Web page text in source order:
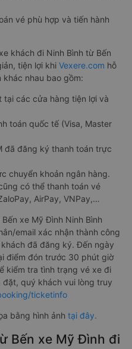
vé phù hợp và tiến hành
khách đi Ninh Bình từ Bến
tiện lợi khi Vexere.com hỗ
nhau bao gồm:
tại các cửa hàng tiện lợi và
toán quốc tế (Visa, Master
đã đăng ký thanh toán trực
chuyển khoản ngân hàng.
có thể thanh toán vé
AirPay, VNPay,…
xe Mỹ Đình Ninh Bình
email xác nhận thành công
đã đăng ký. Đến ngày
điểm đón trước 30 phút giờ
kiểm tra tình trạng vé xe đi
đặt, quý khách vui lòng truy
ticketinfo
bằng hình ảnh tại đây.
Bến xe Mỹ Đình đi